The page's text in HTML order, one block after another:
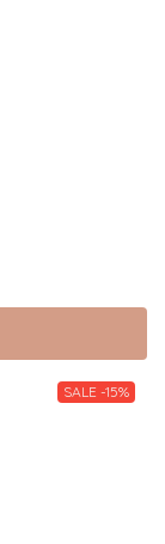
SALE -15%